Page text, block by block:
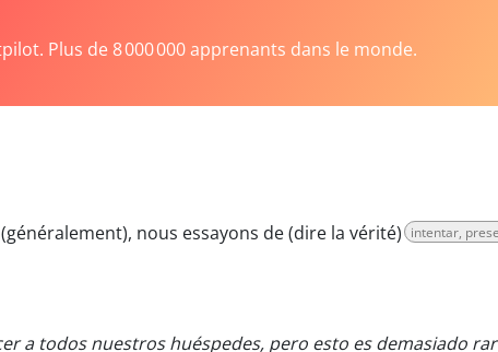
Plus de 8 000 000 apprenants dans le monde.
(généralement), nous essayons de (dire la vérité) intentar,
a todos nuestros huéspedes, pero esto es demasiado